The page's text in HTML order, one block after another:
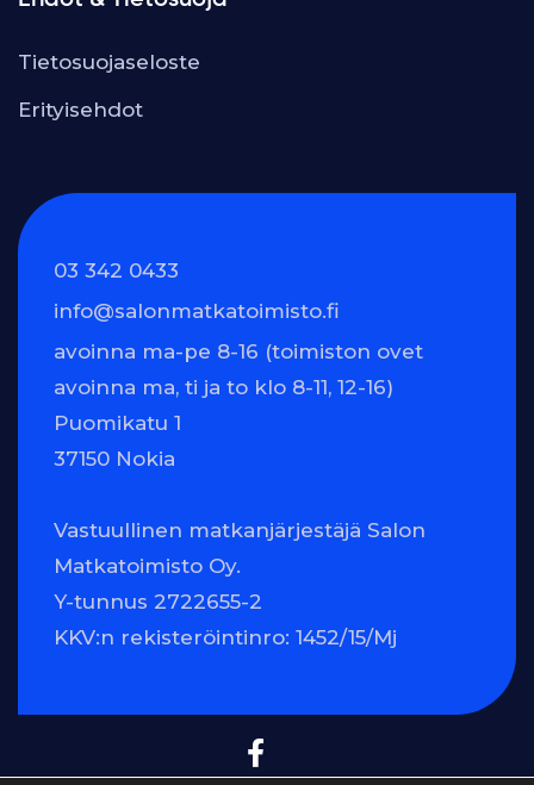
Tietosuojaseloste
Erityisehdot
03 342 0433
info@salonmatkatoimisto.fi
avoinna ma-pe 8-16 (toimiston ovet
avoinna ma, ti ja to klo 8-11, 12-16)
Puomikatu 1
37150 Nokia
Vastuullinen matkanjärjestäjä Salon
Matkatoimisto Oy.
Y-tunnus 2722655-2
KKV:n rekisteröintinro: 1452/15/Mj